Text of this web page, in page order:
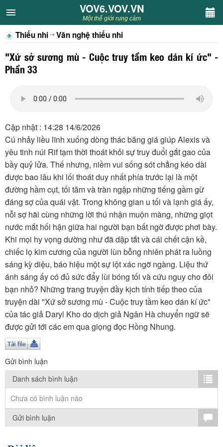
VOV6.VOV.VN
CHUYÊN MỤC
Khách VOV6
Sân khấu
Thiếu nhi
Kết nối VOV6
TÌM KIẾM
Vận hành bởi QI Corp
VOV6.VOV.VN
Một thế giới rung cảm
Thiếu nhi Văn nghệ thiếu nhi
"Xứ sở sương mù - Cuộc truy tầm keo dán kí ức" -
Phần 33
Cập nhật : 14:28 14/6/2026
Cú nhảy liều lĩnh xuống dòng thác băng giá giúp Alexis và
yêu tinh núi Rif tạm thời thoát khỏi sự truy đuổi gắt gao của
bầy quỷ lửa. Thế nhưng, niềm vui sống sót chẳng kéo dài
được bao lâu khi lối thoát duy nhất phía trước lại là một
đường hầm cụt, tối tăm và tràn ngập những tiếng gầm gừ
đáng sợ của quái vật. Trong không gian u tối và lạnh giá ấy,
nỗi sợ hãi cùng những lời thú nhận muộn màng, những giọt
nước mắt hối hận giữa hai người bạn bất ngờ được phơi bày.
Khi mọi hy vọng dường như đã dập tắt và cái chết cận kề,
chiếc lọ kim cương của người lùn bỗng nhiên phát ra luồng
sáng kỳ diệu, báo hiệu một sự lột xác ngỡ ngàng. Liệu thứ
ánh sáng ấy có đủ sức đẩy lùi bóng tối và cứu nguy cho đôi
bạn nhỏ? Những trang truyện đầy kịch tính tiếp theo của
truyện dài "Xứ sở sương mù - Cuộc truy tầm keo dán kí ức"
của tác giả Daryl Kho do dịch giả Ngân Hà chuyển ngữ sẽ
được gửi tới các em qua giọng đọc Hồng Nhung.
Gửi bình luận
Danh sách bình luận
Chưa có bình luận nào
Gửi bình luận